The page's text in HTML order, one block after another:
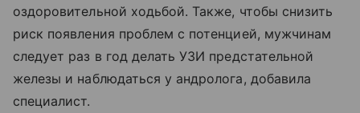
оздоровительной ходьбой. Также, чтобы снизить
риск появления проблем с потенцией, мужчинам
следует раз в год делать УЗИ предстательной
железы и наблюдаться у андролога, добавила
специалист.